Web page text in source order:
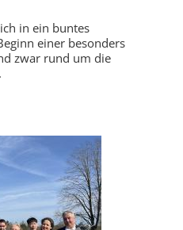
in ein buntes
einer besonders
zwar rund um die